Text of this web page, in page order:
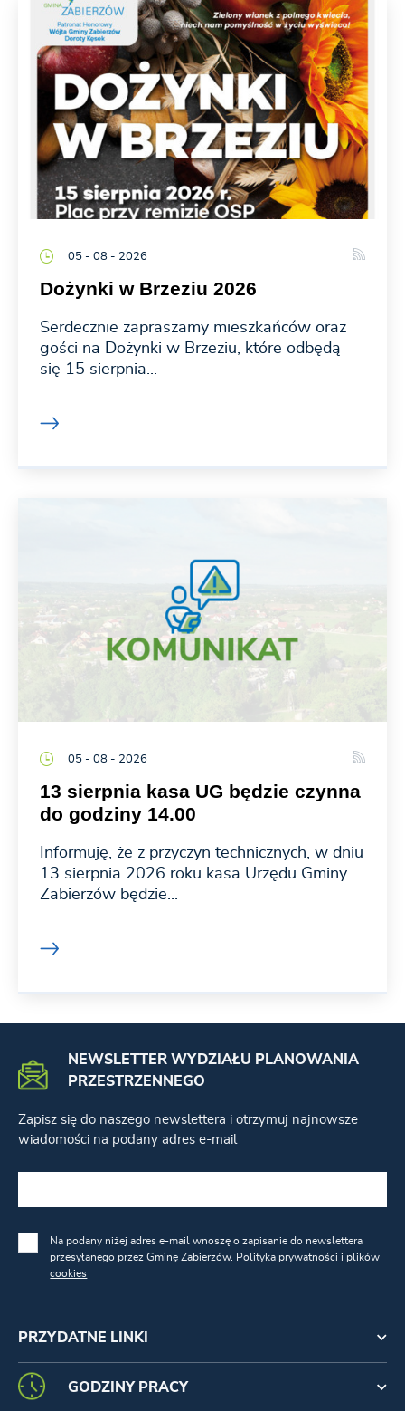
05 - 08 - 2026
Dożynki w Brzeziu 2026
Serdecznie zapraszamy mieszkańców oraz
gości na Dożynki w Brzeziu, które odbędą
się 15 sierpnia...
05 - 08 - 2026
13 sierpnia kasa UG będzie czynna
do godziny 14.00
Informuję, że z przyczyn technicznych, w dniu
13 sierpnia 2026 roku kasa Urzędu Gminy
Zabierzów będzie...
PRZYDATNE LINKI
NEWSLETTER WYDZIAŁU PLANOWANIA
PRZESTRZENNEGO
Zapisz się do naszego newslettera i otrzymuj najnowsze
wiadomości na podany adres e-mail
Na podany niżej adres e-mail wnoszę o zapisanie do newslettera
przesyłanego przez Gminę Zabierzów. Polityka prywatności i plików
cookies
GODZINY PRACY